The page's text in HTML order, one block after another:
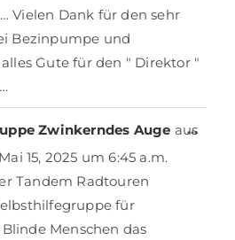
Vielen Dank für den sehr
Bezinpumpe und
Gute für den " Direktor "
Zwinkerndes Auge aus
Mai 15, 2025 um 6:45 a.m.
Tandem Radtouren
für
Menschen das
…